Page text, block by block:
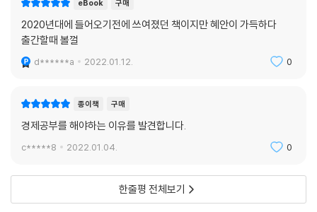
eBook 구매
2020년대에 들어오기전에 쓰여졌던 책이지만 혜안이 가득하다
출간할때 볼껄
d******a 2022.01.12. 0
종이책 구매
경제공부를 해야하는 이유를 발견합니다.
c*****8 2022.01.04. 0
한줄평 전체보기